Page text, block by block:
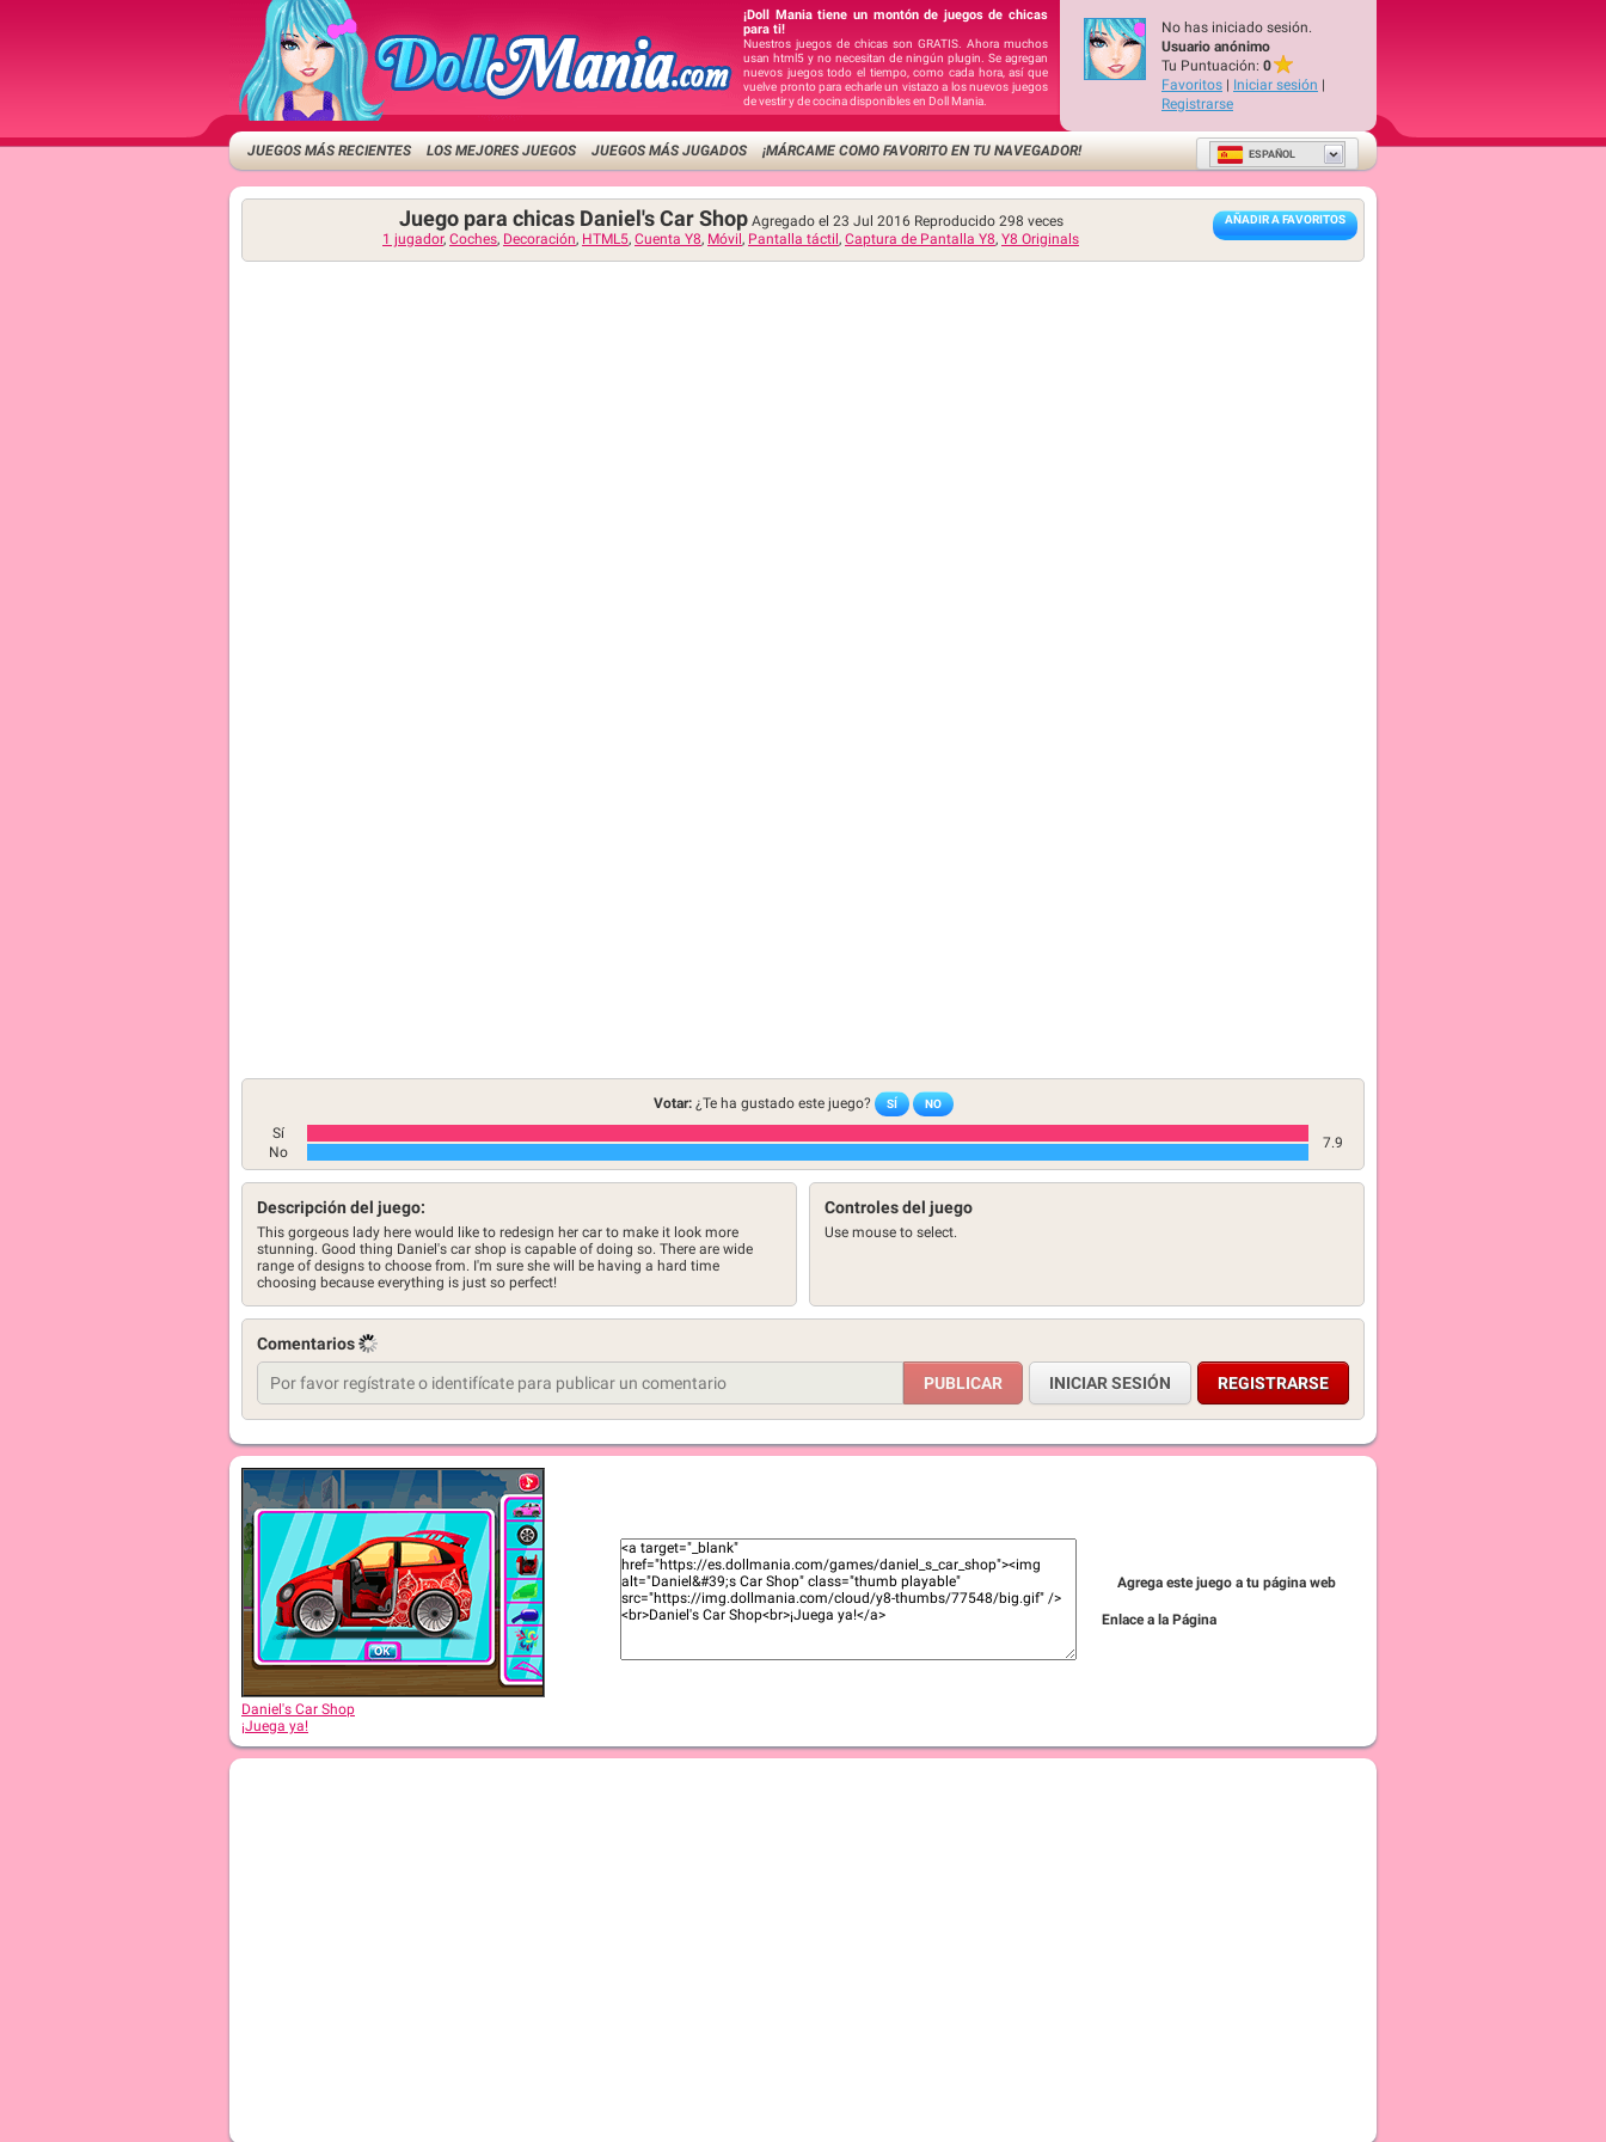
¡Doll Mania tiene un montón de juegos de chicas
para ti!
Nuestros juegos de chicas son GRATIS. Ahora muchos
usan html5 y no necesitan de ningún plugin. Se agregan
nuevos juegos todo el tiempo, como cada hora, así que
vuelve pronto para echarle un vistazo a los nuevos juegos
de vestir y de cocina disponibles en Doll Mania.
No has iniciado sesión.
Usuario anónimo
Tu Puntuación: 0
Favoritos | Iniciar sesión |
Registrarse
JUEGOS MÁS RECIENTES LOS MEJORES JUEGOS JUEGOS MÁS JUGADOS ¡MÁRCAME COMO FAVORITO EN TU NAVEGADOR! ESPAÑOL
AÑADIR A FAVORITOS
Juego para chicas Daniel's Car Shop Agregado el 23 Jul 2016 Reproducido 298 veces
1 jugador, Coches, Decoración, HTML5, Cuenta Y8, Móvil , Pantalla táctil , Captura de Pantalla Y8, Y8 Originals
Votar:¿Te ha gustado este juego? SÍ NO
Sí
7.9
No
Descripción del juego:
This gorgeous lady here would like to redesign her car to make it look more
stunning. Good thing Daniel's car shop is capable of doing so. There are wide
range of designs to choose from. I'm sure she will be having a hard time
choosing because everything is just so perfect!
Controles del juego
Use mouse to select.
Comentarios
INICIAR SESIÓN REGISTRARSE
Daniel's Car Shop
¡Juega ya!
Agrega este juego a tu página web
Enlace a la Página